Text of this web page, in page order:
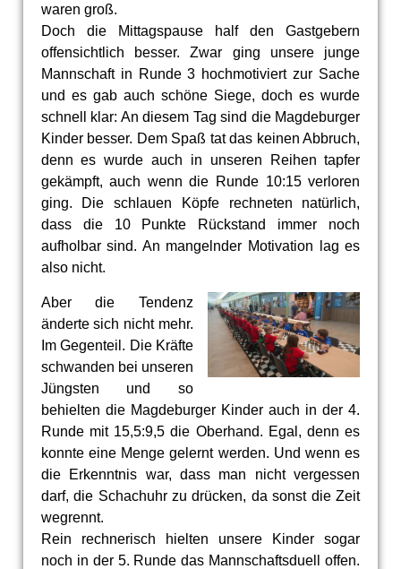
waren groß.
Doch die Mittagspause half den Gastgebern
offensichtlich besser. Zwar ging unsere junge
Mannschaft in Runde 3 hochmotiviert zur Sache
und es gab auch schöne Siege, doch es wurde
schnell klar: An diesem Tag sind die Magdeburger
Kinder besser. Dem Spaß tat das keinen Abbruch,
denn es wurde auch in unseren Reihen tapfer
gekämpft, auch wenn die Runde 10:15 verloren
ging. Die schlauen Köpfe rechneten natürlich,
dass die 10 Punkte Rückstand immer noch
aufholbar sind. An mangelnder Motivation lag es
also nicht.
Aber die Tendenz
änderte sich nicht mehr.
Im Gegenteil. Die Kräfte
schwanden bei unseren
Jüngsten und so
behielten die Magdeburger Kinder auch in der 4.
Runde mit 15,5:9,5 die Oberhand. Egal, denn es
konnte eine Menge gelernt werden. Und wenn es
die Erkenntnis war, dass man nicht vergessen
darf, die Schachuhr zu drücken, da sonst die Zeit
wegrennt.
Rein rechnerisch hielten unsere Kinder sogar
noch in der 5. Runde das Mannschaftsduell offen.